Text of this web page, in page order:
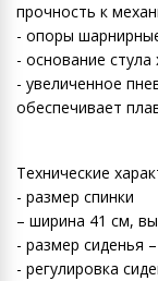
прочность к
- опоры
- основание
- увеличенное
обеспечивает
Технические
- размер спинки
– ширина 41 см,
- размер сиденья
- регулировка